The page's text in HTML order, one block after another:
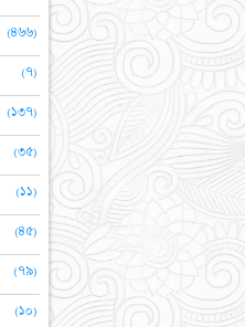
(৪৬৬)
(৭)
(১৩৭)
(৩৫)
(১১)
(৪৫)
(৭৯)
(১০)